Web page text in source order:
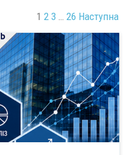
1 2 3 … 26 Наступна